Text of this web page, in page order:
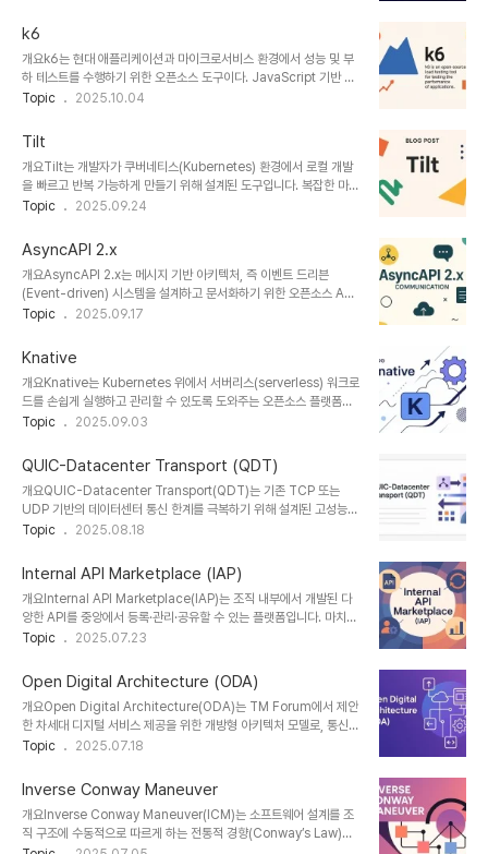
oriented) 전송 구조와 공정한 대기시간 제어를 통해 마이크로서비
스 및 클라우드 환경에서 효율적인 통신을 보장합니다.1. 개념 및 정의
항목 내용 비고 정의데이터센터 네트워크에서 저지연 및 공정성을 보
장하는 메시지 전송 프로토콜John Ousterhout 외 연구진 개발목
적짧은 지연 시간과 높은 처리량을 동시에 달성TCP 병목 현상 개선
메시지 단위 우선순..
k6
개요k6는 현대 애플리케이션과 마이크로서비스 환경에서 성능 및 부
하 테스트를 수행하기 위한 오픈소스 도구이다. JavaScript 기반 스
크립팅과 클라우드/온프레미스 실행을 지원하며, CI/CD 파이프라인
자동화를 가능하게 한다.1. 개념 및 정의항목내용설명정의k6성능·부
하 테스트용 오픈소스 도구목적안정성 및 확장성 검증실제 사용자 트
래픽 시뮬레이션필요성마이크로서비스·클라우드 환경 확산대규모 동
시 접속 검증 필수k6는 단순 벤치마킹을 넘어, 실제 서비스 운영 환경
을 반영한 시뮬레이션 기반 테스트를 제공한다.2. 특징특징설명비고
곡선 최소화클라우드/온프레미스 지원다양한 ..
Topic 2025.10.04
Tilt
개요Tilt는 개발자가 쿠버네티스(Kubernetes) 환경에서 로컬 개발
을 빠르고 반복 가능하게 만들기 위해 설계된 도구입니다. 복잡한 마이
크로서비스 아키텍처를 사용하는 현대 애플리케이션에서, 지속적인
함으로써 개발 생산성을 극대화합니다.1. 개념 및 정의 항목 내용 정의
Tilt는 쿠버네티스 기반 애플리케이션의 로컬 개발을 자동화하고 최적
화하는 오픈소스 도구입니다.목적컨테이너 빌드, 배포, 로그 보기, 상
태 모니터링 등을 통합 제공하여 로컬 개발의 복잡도를 줄이는 것이 목
적입니다.필요성쿠버네티스 기반 개발 환경은 설정이 복잡하고 반복
명차별점로컬 최적화로컬에서 Dev-Pr..
Topic 2025.09.24
AsyncAPI 2.x
개요AsyncAPI 2.x는 메시지 기반 아키텍처, 즉 이벤트 드리븐
(Event-driven) 시스템을 설계하고 문서화하기 위한 오픈소스 API
명세(Open API Specification)입니다. 마이크로서비스, IoT, 스
신 구조를 문서화하고 자동화할 수 있게 합니다.1. 개념 및 정의구분내
용정의AsyncAPI는 비동기 메시지 기반 시스템을 위한 오픈소스
API 문서화 및 설계 명세입니다.목적이벤트 중심 시스템의 인터페이
스를 명확히 정의하고, 통신 표준화 및 자동화를 지원합니다.필요성
REST API로는 부족한 실시간 통신, 스트리밍, 메시지 브로커 기반 시
의 비..
Topic 2025.09.17
Knative
개요Knative는 Kubernetes 위에서 서버리스(serverless) 워크로
드를 손쉽게 실행하고 관리할 수 있도록 도와주는 오픈소스 플랫폼입
니다. 이벤트 기반 아키텍처, 컨테이너 배포 자동화, 확장성, 사용량 기
발의 효율성과 민첩성을 극대화할 수 있습니다.Google과 CNCF 커
뮤니티가 주도하는 Knative는 Kubernetes의 복잡한 설정을 추상
화하여 개발자가 비즈니스 로직에 집중할 수 있도록 설계되었습니
다.1. 개념 및 정의 항목 설명 정의Knative는 Kubernetes 위에서
서버리스 기능(자동 스케일링, 이벤트 기반 실행 등)을 구현하는 오픈
게 하..
Topic 2025.09.03
QUIC-Datacenter Transport (QDT)
개요QUIC-Datacenter Transport(QDT)는 기존 TCP 또는
UDP 기반의 데이터센터 통신 한계를 극복하기 위해 설계된 고성능
전송 프로토콜입니다. Google이 개발한 QUIC 프로토콜의 핵심 기
경에 최적화된 대역폭 제어, 지연 최소화, 혼잡 회피 메커니즘을 탑재
하여 서버 간 통신 성능을 극대화합니다. 본 글에서는 QDT의 기술적
구조, 성능 특성, 활용 분야 및 향후 전망을 집중적으로 다룹니다.1. 개
념 및 정의 항목 설명 비고 정의데이터센터 내 고성능 통신을 위해 최
적화된 QUIC 기반 전송 프로토콜DC-TCP, MPTCP 대비 차세대
데이터 ..
Topic 2025.08.18
Internal API Marketplace (IAP)
개요Internal API Marketplace(IAP)는 조직 내부에서 개발된 다
양한 API를 중앙에서 등록·관리·공유할 수 있는 플랫폼입니다. 마치
사내 개발자들이 사용할 수 있는 ‘API 쇼핑몰’처럼, 팀 간 API를 쉽게
극대화합니다. IAP는 특히 대규모 조직, 마이크로서비스 아키텍처,
DevOps 환경에서 핵심적인 역할을 합니다.1. 개념 및 정의Internal
API Marketplace란 내부 API를 제품(Product)처럼 문서화, 버전
관리, 사용 가이드와 함께 제공하고, 접근 권한 및 사용 현황을 체계적
으로 관리하는 사내 API 허브입니다.목표는 API의 가시성과 접근성을
Topic 2025.07.23
Open Digital Architecture (ODA)
개요Open Digital Architecture(ODA)는 TM Forum에서 제안
한 차세대 디지털 서비스 제공을 위한 개방형 아키텍처 모델로, 통신사
및 디지털 서비스 제공자들이 레거시 시스템에서 탈피하여 민첩하고
과 모듈화된 구성 요소를 중심으로 디지털 전환과 혁신을 가속화하는
데 초점을 둔다.1. 개념 및 정의 항목 설명 정의TM Forum이 정의한
API 중심의 모듈형 디지털 서비스 아키텍처목적통신사업자 및 디지털
서비스 제공자의 민첩성, 유연성, 상호 운용성 확보필요성복잡하고 폐
Topic 2025.07.18
Inverse Conway Maneuver
개요Inverse Conway Maneuver(ICM)는 소프트웨어 설계를 조
직 구조에 수동적으로 따르게 하는 전통적 경향(Conway’s Law)을